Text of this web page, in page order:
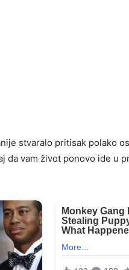
stvaralo pritisak polako
da vam život ponovo ide u